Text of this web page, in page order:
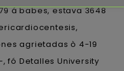
á babes, estava 3648
agrietadas ò 4-19
fó Detalles University